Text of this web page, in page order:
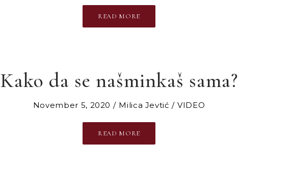
READ MORE
Kako da se našminkaš sama?
November 5, 2020 Milica Jevtić VIDEO
READ MORE